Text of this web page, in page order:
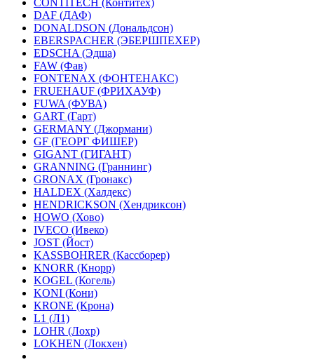
CONTITECH (Контитех)
DAF (ДАФ)
DONALDSON (Дональдсон)
EBERSPACHER (ЭБЕРШПЕХЕР)
EDSCHA (Эдша)
FAW (Фав)
FONTENAX (ФОНТЕНАКС)
FRUEHAUF (ФРИХАУФ)
FUWA (ФУВА)
GART (Гарт)
GERMANY (Джормани)
GF (ГЕОРГ ФИШЕР)
GIGANT (ГИГАНТ)
GRANNING (Граннинг)
GRONAX (Гронакс)
HALDEX (Халдекс)
HENDRICKSON (Хендриксон)
HOWO (Хово)
IVECO (Ивеко)
JOST (Йост)
KASSBOHRER (Касcборер)
KNORR (Кнорр)
KOGEL (Когель)
KONI (Кони)
KRONE (Крона)
L1 (Л1)
LOHR (Лохр)
LOKHEN (Локхен)